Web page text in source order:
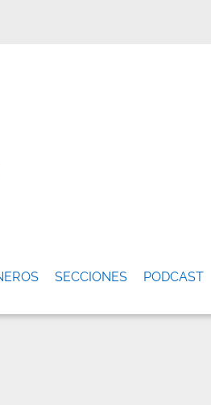
SECCIONES PODCAST